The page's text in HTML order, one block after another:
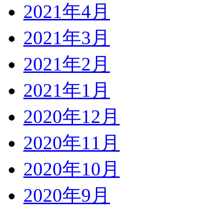
2021年4月
2021年3月
2021年2月
2021年1月
2020年12月
2020年11月
2020年10月
2020年9月